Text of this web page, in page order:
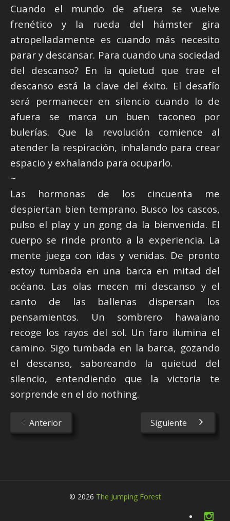
Cuando el mundo de afuera se vuelve
frenético y la rueda del hámster gira
atropelladamente es cuando más necesito
parar y descansar. Para cuando una sociedad
del descanso? En la quietud que trae el
descanso está la clave del éxito. El desafío
será permanecer en silencio cuando lo de
afuera se marca un buen taconeo por
bulerías. Que la revolución comience al
atender la respiración, inhalando para crear
espacio y exhalando para ocuparlo.
~
Las hormonas de los cincuenta me
despiertan bien temprano. Busco los cascos,
pulso el play y un gong da la bienvenida. El
cuerpo se rinde pronto a la experiencia. La
mente juega con idas y venidas. De pronto
estoy tumbada en una barca en mitad del
océano. Las olas mecen mi descanso y el
canto de las ballenas dispersan los
pensamientos. Un sombrero hawaiano
recoge los rayos del sol. Un faro ilumina el
camino. Sigo tumbada en la barca, gozando
el descanso, saboreando la quietud del
silencio, entendiendo que la victoria te
sorprende en el do nothing.
Anterior Siguiente
© 2026 The Jumping Forest